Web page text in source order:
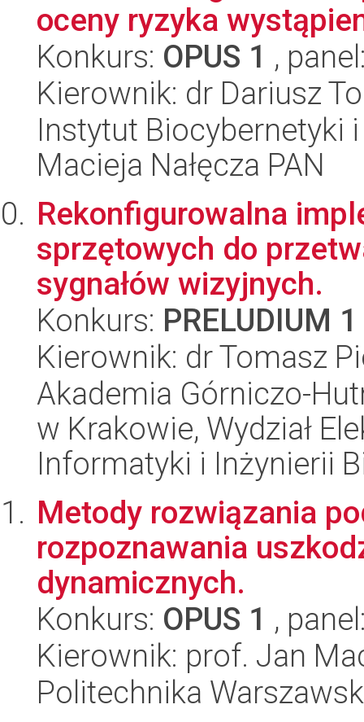
oceny ryzyka
Konkurs: OPUS 1 ,
Kierownik: dr Dariusz
Instytut Biocybernetyki
Macieja Nałęcza PAN
Rekonfigurowalna
sprzętowych do
sygnałów wizyjnych.
Konkurs: PRELUDIUM 1
Kierownik: dr Tomasz
Akademia Górniczo-
w Krakowie, Wydział
Informatyki i Inżynierii
Metody rozwiązania
rozpoznawania
dynamicznych.
Konkurs: OPUS 1 ,
Kierownik: prof. Jan
Politechnika